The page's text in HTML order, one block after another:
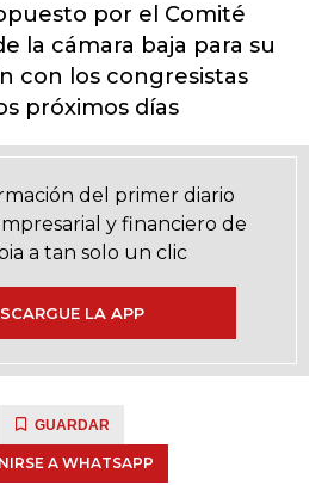
por el Comité
la cámara baja para su
con los congresistas
próximos días
del primer diario
y financiero de
a tan solo un clic
LA APP
GUARDAR
A WHATSAPP